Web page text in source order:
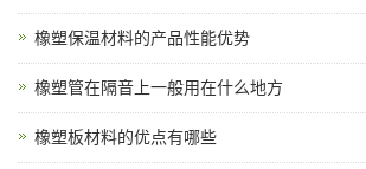
橡塑保温材料的产品性能优势
橡塑管在隔音上一般用在什么地方
橡塑板材料的优点有哪些